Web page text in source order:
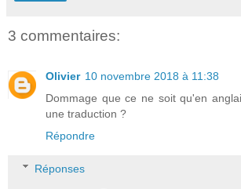
3 commentaires:
Olivier 10 novembre 2018 à 11:38
Dommage que ce ne soit qu'en
une traduction ?
Répondre
Réponses